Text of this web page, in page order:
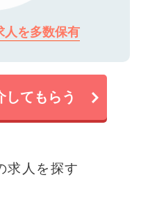
人を多数保有
してもらう
求人を探す